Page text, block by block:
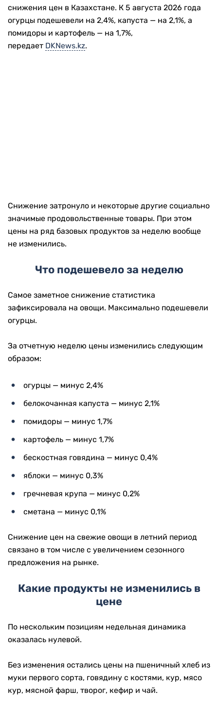
снижения цен в Казахстане. К 5 августа 2026 года
огурцы подешевели на 2,4%, капуста — на 2,1%, а
помидоры и картофель — на 1,7%,
передает DKNews.kz.
Снижение затронуло и некоторые другие социально
значимые продовольственные товары. При этом
цены на ряд базовых продуктов за неделю вообще
не изменились.
Что подешевело за неделю
Самое заметное снижение статистика
зафиксировала на овощи. Максимально подешевели
огурцы.
За отчетную неделю цены изменились следующим
образом:
огурцы — минус 2,4%
белокочанная капуста — минус 2,1%
помидоры — минус 1,7%
картофель — минус 1,7%
бескостная говядина — минус 0,4%
яблоки — минус 0,3%
гречневая крупа — минус 0,2%
сметана — минус 0,1%
Снижение цен на свежие овощи в летний период
связано в том числе с увеличением сезонного
предложения на рынке.
Какие продукты не изменились в
цене
По нескольким позициям недельная динамика
оказалась нулевой.
Без изменения остались цены на пшеничный хлеб из
муки первого сорта, говядину с костями, кур, мясо
кур, мясной фарш, творог, кефир и чай.